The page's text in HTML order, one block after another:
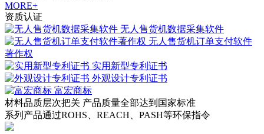
MORE+
资质认证
无人售货机数据采集软件
无人售货机订单支付软件
著作权
实用新型专利证书
外观设计专利证书
富宏商标
材料品质层次把关 产品质量全部达到国家标准
系列产品通过ROHS、REACH、PASH等环保指令